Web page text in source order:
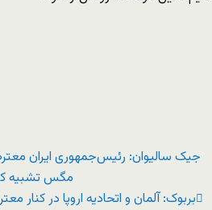
جیک سالیوان: رئیس‌جمهوری ایران
مگس تشبیه
بربوک: آلمان و اتحادیه اروپا در کنار